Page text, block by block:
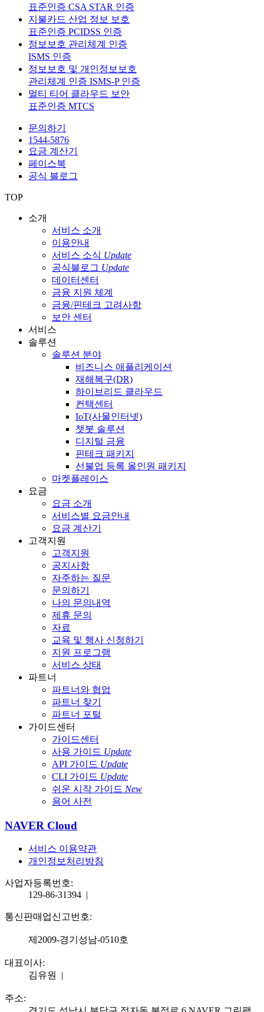
표준인증 CSA STAR 인증
지불카드 산업 정보 보호
표준인증 PCIDSS 인증
정보보호 관리체계 인증
ISMS 인증
정보보호 및 개인정보보호
관리체계 인증 ISMS-P 인증
멀티 티어 클라우드 보안
표준인증 MTCS
문의하기
1544-5876
요금 계산기
페이스북
공식 블로그
TOP
소개
서비스 소개
이용안내
서비스 소식 Update
공식블로그 Update
데이터센터
금융 지원 체계
금융/핀테크 고려사항
보안 센터
서비스
솔루션
솔루션 분야
비즈니스 애플리케이션
재해복구(DR)
하이브리드 클라우드
컨택센터
IoT(사물인터넷)
챗봇 솔루션
디지털 금융
핀테크 패키지
선불업 등록 올인원 패키지
마켓플레이스
요금
요금 소개
서비스별 요금안내
요금 계산기
고객지원
고객지원
공지사항
자주하는 질문
문의하기
나의 문의내역
제휴 문의
자료
교육 및 행사 신청하기
지원 프로그램
서비스 상태
파트너
파트너와 협업
파트너 찾기
파트너 포털
가이드센터
가이드센터
사용 가이드 Update
API 가이드 Update
CLI 가이드 Update
쉬운 시작 가이드 New
용어 사전
NAVER Cloud
서비스 이용약관
개인정보처리방침
사업자등록번호:
129-86-31394 |
통신판매업신고번호:
제2009-경기성남-0510호
대표이사:
김유원 |
주소: